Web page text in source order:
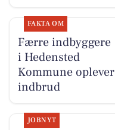
FAKTA OM
Færre indbyggere
i Hedensted
Kommune oplever
indbrud
JOBNYT